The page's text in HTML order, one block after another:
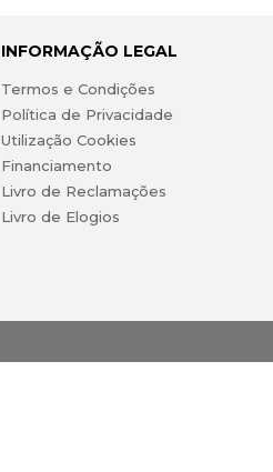
INFORMAÇÃO LEGAL
Termos e Condições
Política de Privacidade
Utilização Cookies
Financiamento
Livro de Reclamações
Livro de Elogios